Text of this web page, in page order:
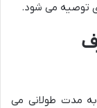
ای توصیه می شود.
به مدت طولانی می